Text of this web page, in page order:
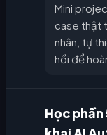
Mini
case thật
nhân, tự
hồi để
Học